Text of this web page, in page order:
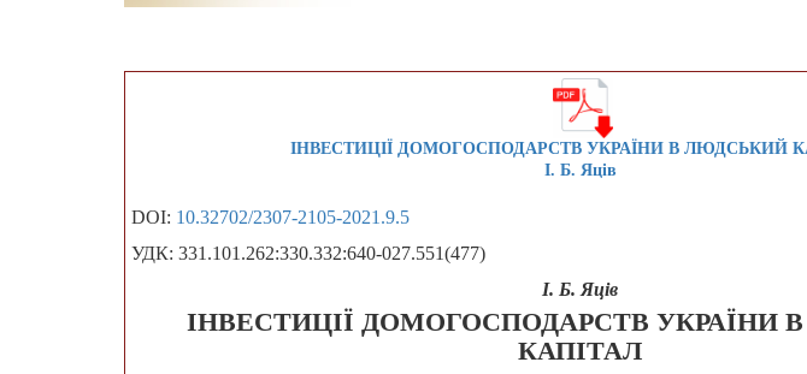
ІНВЕСТИЦІЇ ДОМОГОСПОДАРСТВ УКРАЇНИ В ЛЮДСЬКИЙ
І. Б. Яців
DOI: 10.32702/2307-2105-2021.9.5
УДК: 331.101.262:330.332:640-027.551(477)
І. Б. Яців
ІНВЕСТИЦІЇ ДОМОГОСПОДАРСТВ УКРАЇНИ
КАПІТАЛ